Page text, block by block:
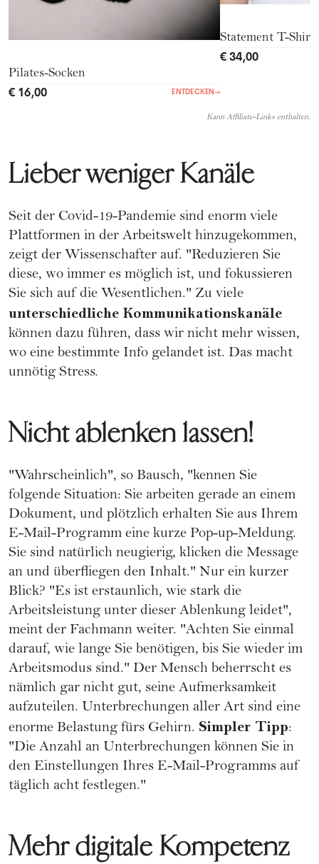
Pilates-Socken
€ 16,00 ENTDECKEN→
Statement T-Shirt
€ 34,00
Kann Affiliate-Links enthalten.
Lieber weniger Kanäle
Seit der Covid-19-Pandemie sind enorm viele
Plattformen in der Arbeitswelt hinzugekommen,
zeigt der Wissenschafter auf. "Reduzieren Sie
diese, wo immer es möglich ist, und fokussieren
Sie sich auf die Wesentlichen." Zu viele
unterschiedliche Kommunikationskanäle
können dazu führen, dass wir nicht mehr wissen,
wo eine bestimmte Info gelandet ist. Das macht
unnötig Stress.
Nicht ablenken lassen!
"Wahrscheinlich", so Bausch, "kennen Sie
folgende Situation: Sie arbeiten gerade an einem
Dokument, und plötzlich erhalten Sie aus Ihrem
E-Mail-Programm eine kurze Pop-up-Meldung.
Sie sind natürlich neugierig, klicken die Message
an und überfliegen den Inhalt." Nur ein kurzer
Blick? "Es ist erstaunlich, wie stark die
Arbeitsleistung unter dieser Ablenkung leidet",
meint der Fachmann weiter. "Achten Sie einmal
darauf, wie lange Sie benötigen, bis Sie wieder im
Arbeitsmodus sind." Der Mensch beherrscht es
nämlich gar nicht gut, seine Aufmerksamkeit
aufzuteilen. Unterbrechungen aller Art sind eine
enorme Belastung fürs Gehirn. Simpler Tipp:
"Die Anzahl an Unterbrechungen können Sie in
den Einstellungen Ihres E-Mail-Programms auf
täglich acht festlegen."
Mehr digitale Kompetenz